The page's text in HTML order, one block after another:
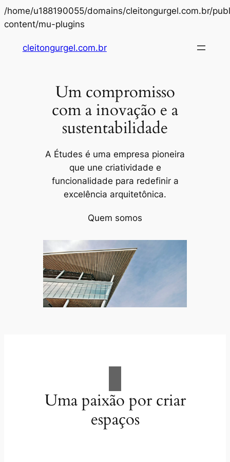
/home/u188190055/domains/cleitongurgel.com.br/
content/mu-plugins
o
cleitongurgel.com.br
Um compromisso
com a inovação e a
sustentabilidade
A Études é uma empresa pioneira
que une criatividade e
funcionalidade para redefinir a
excelência arquitetônica.
Quem somos
Uma paixão por criar
espaços